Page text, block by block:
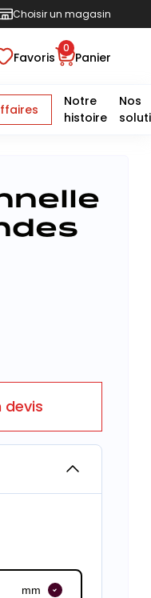
Choisir un magasin
Favoris
0
Panier
Notre
histoire
Nos
devis
mm